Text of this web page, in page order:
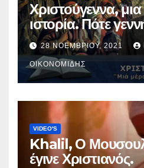
Χριστούγεννα,
ιστορία. Πότε
Χριστός; (Βίντεο).
28 ΝΟΕΜΒΡΊΟΥ, 2021
ΟΙΚΟΝΟΜΊΔΗΣ
VIDEO'S
Khalil, Ο
έγινε Χριστιανός.